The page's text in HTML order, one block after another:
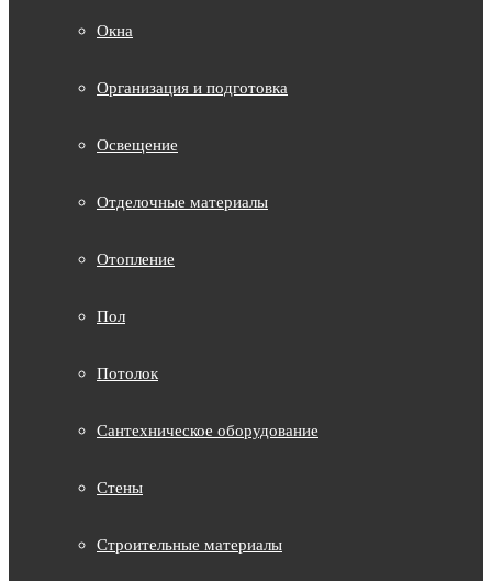
Окна
Организация и подготовка
Освещение
Отделочные материалы
Отопление
Пол
Потолок
Сантехническое оборудование
Стены
Строительные материалы